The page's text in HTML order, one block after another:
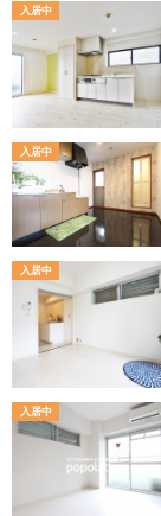
入居中
入居中
入居中
入居中